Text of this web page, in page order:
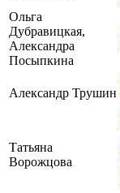
Ольга
Дубравицкая,
Александра
Посыпкина
Александр Трушин
Татьяна
Ворожцова